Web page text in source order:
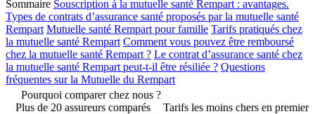
Sommaire Souscription à la mutuelle santé Rempart : avantages.
Types de contrats d’assurance santé proposés par la mutuelle santé
Rempart Mutuelle santé Rempart pour famille Tarifs pratiqués chez
la mutuelle santé Rempart Comment vous pouvez être remboursé
chez la mutuelle santé Rempart ? Le contrat d’assurance santé chez
la mutuelle santé Rempart peut-t-il être résiliée ? Questions
fréquentes sur la Mutuelle du Rempart
Pourquoi comparer chez nous ?
Plus de 20 assureurs comparés
Tarifs les moins chers en premier